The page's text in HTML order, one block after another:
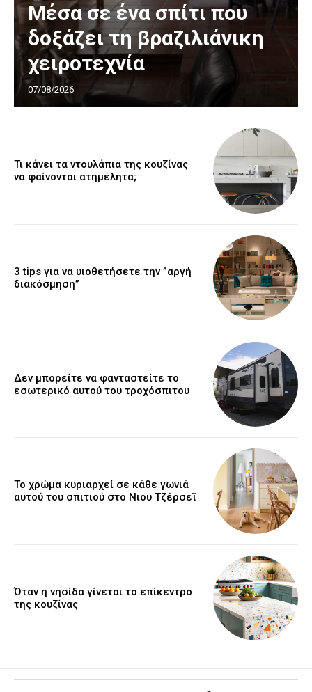
Μέσα σε ένα σπίτι που
δοξάζει τη βραζιλιάνικη
χειροτεχνία
07/08/2026
Τι κάνει τα ντουλάπια της κουζίνας
να φαίνονται ατημέλητα;
3 tips για να υιοθετήσετε την ”αργή
διακόσμηση”
Δεν μπορείτε να φανταστείτε το
εσωτερικό αυτού του τροχόσπιτου
Το χρώμα κυριαρχεί σε κάθε γωνιά
αυτού του σπιτιού στο Νιου Τζέρσεϊ
Όταν η νησίδα γίνεται το επίκεντρο
της κουζίνας